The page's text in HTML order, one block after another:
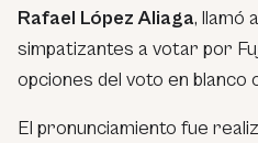
Rafael López Aliaga, llamó
simpatizantes a votar por
opciones del voto en blanco
El pronunciamiento fue